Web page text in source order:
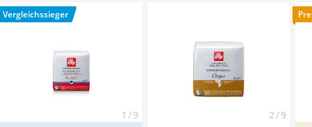
Erythrit
Müsli ohne Zuckerzusatz
uns hier im August 2026 besonders das Modell
Iperespresso Classico Lungo
Vergleichssieger
1 / 9 2 / 9